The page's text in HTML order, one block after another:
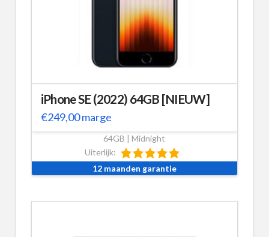
iPhone SE (2022) 64GB [NIEUW]
€249,00marge
64GB | Midnight
Uiterlijk:
12 maanden garantie